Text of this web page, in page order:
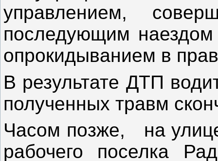
управлением,
последующим
опрокидыванием в
В результате ДТП
полученных травм
Часом позже, на
рабочего поселка